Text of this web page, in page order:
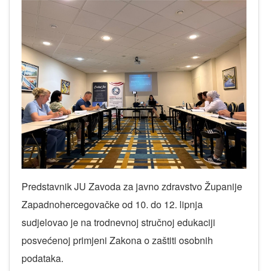
Predstavnik JU Zavoda za javno zdravstvo Županije
Zapadnohercegovačke od 10. do 12. lipnja
sudjelovao je na trodnevnoj stručnoj edukaciji
posvećenoj primjeni Zakona o zaštiti osobnih
podataka.